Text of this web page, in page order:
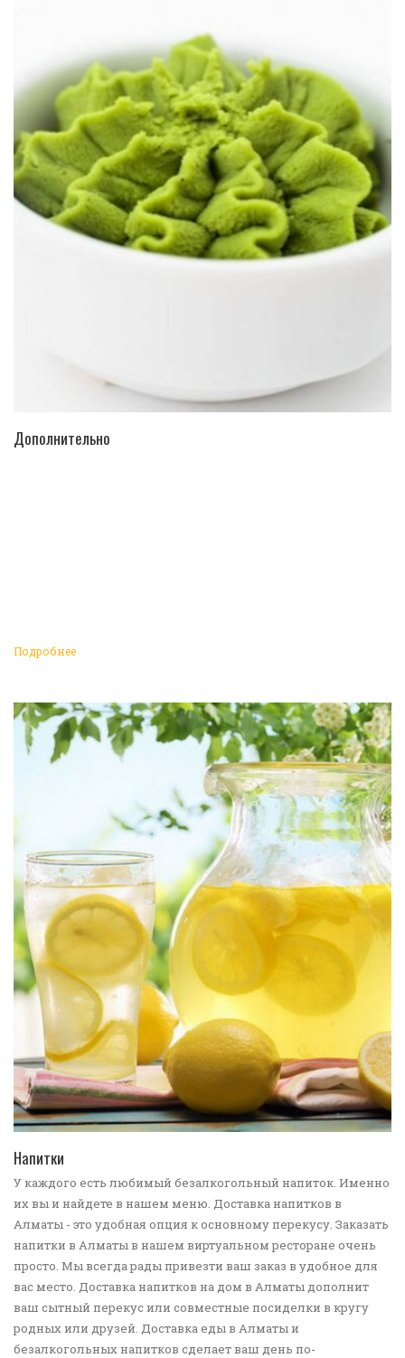
Дополнительно
Подробнее
Напитки
У каждого есть любимый безалкогольный напиток. Именно
их вы и найдете в нашем меню. Доставка напитков в
Алматы - это удобная опция к основному перекусу. Заказать
напитки в Алматы в нашем виртуальном ресторане очень
просто. Мы всегда рады привезти ваш заказ в удобное для
вас место. Доставка напитков на дом в Алматы дополнит
ваш сытный перекус или совместные посиделки в кругу
родных или друзей. Доставка еды в Алматы и
безалкогольных напитков сделает ваш день по-